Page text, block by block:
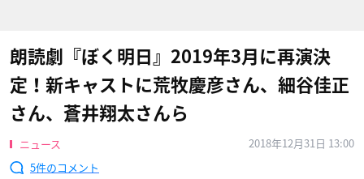
朗読劇『ぼく明日』2019年3月に再演決
定！新キャストに荒牧慶彦さん、細谷佳正
さん、蒼井翔太さんら
ニュース
2018年12月31日 13:00
5